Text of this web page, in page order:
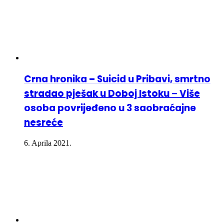
Crna hronika – Suicid u Pribavi, smrtno
stradao pješak u Doboj Istoku – Više
osoba povrijeđeno u 3 saobraćajne
nesreće
6. Aprila 2021.